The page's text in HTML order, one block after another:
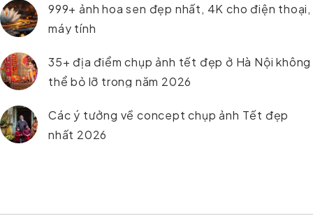
999+ ảnh hoa sen đẹp nhất, 4K cho điện thoại,
máy tính
35+ địa điểm chụp ảnh tết đẹp ở Hà Nội không
thể bỏ lỡ trong năm 2026
Các ý tưởng về concept chụp ảnh Tết đẹp
nhất 2026